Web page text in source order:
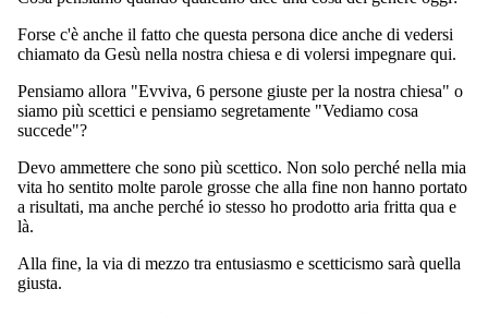
Forse c'è anche il fatto che questa persona dice anche di vedersi
chiamato da Gesù nella nostra chiesa e di volersi impegnare qui.
Pensiamo allora "Evviva, 6 persone giuste per la nostra chiesa" o
siamo più scettici e pensiamo segretamente "Vediamo cosa
succede"?
Devo ammettere che sono più scettico. Non solo perché nella mia
vita ho sentito molte parole grosse che alla fine non hanno portato
a risultati, ma anche perché io stesso ho prodotto aria fritta qua e
là.
Alla fine, la via di mezzo tra entusiasmo e scetticismo sarà quella
giusta.